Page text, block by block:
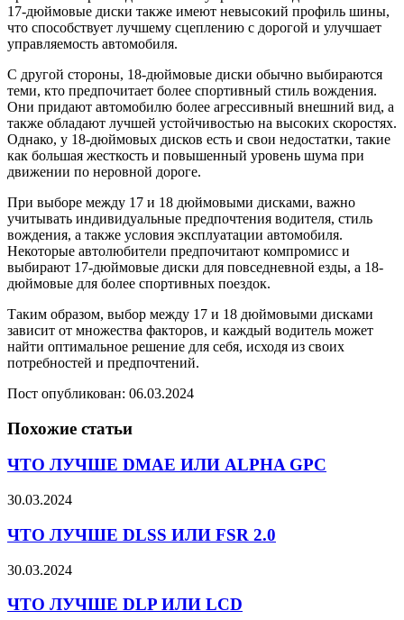
17-дюймовые диски также имеют невысокий профиль шины,
что способствует лучшему сцеплению с дорогой и улучшает
управляемость автомобиля.
С другой стороны, 18-дюймовые диски обычно выбираются
теми, кто предпочитает более спортивный стиль вождения.
Они придают автомобилю более агрессивный внешний вид, а
также обладают лучшей устойчивостью на высоких скоростях.
Однако, у 18-дюймовых дисков есть и свои недостатки, такие
как большая жесткость и повышенный уровень шума при
движении по неровной дороге.
При выборе между 17 и 18 дюймовыми дисками, важно
учитывать индивидуальные предпочтения водителя, стиль
вождения, а также условия эксплуатации автомобиля.
Некоторые автолюбители предпочитают компромисс и
выбирают 17-дюймовые диски для повседневной езды, а 18-
дюймовые для более спортивных поездок.
Таким образом, выбор между 17 и 18 дюймовыми дисками
зависит от множества факторов, и каждый водитель может
найти оптимальное решение для себя, исходя из своих
потребностей и предпочтений.
Пост опубликован: 06.03.2024
Похожие статьи
ЧТО ЛУЧШЕ DMAE ИЛИ ALPHA GPC
30.03.2024
ЧТО ЛУЧШЕ DLSS ИЛИ FSR 2.0
30.03.2024
ЧТО ЛУЧШЕ DLP ИЛИ LCD